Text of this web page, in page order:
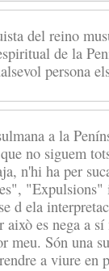
del reino
de la
persona
a la
no siguem
n'hi ha per
d ela
això es nega a
meu. Són una
a viure en